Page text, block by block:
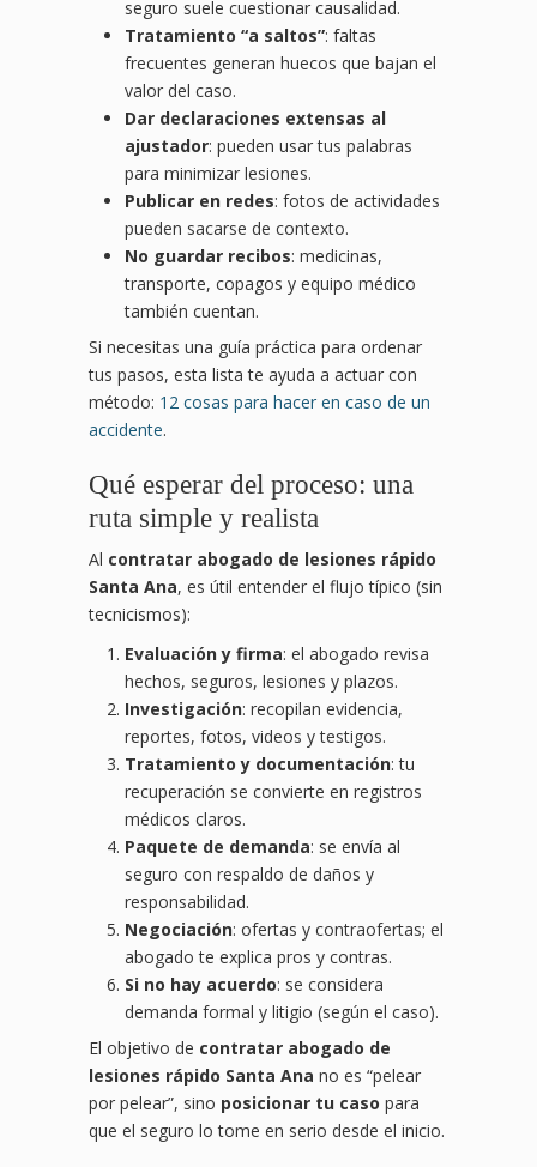
seguro suele cuestionar causalidad.
Tratamiento “a saltos”: faltas
frecuentes generan huecos que bajan el
valor del caso.
Dar declaraciones extensas al
ajustador: pueden usar tus palabras
para minimizar lesiones.
Publicar en redes: fotos de actividades
pueden sacarse de contexto.
No guardar recibos: medicinas,
transporte, copagos y equipo médico
también cuentan.
Si necesitas una guía práctica para ordenar
tus pasos, esta lista te ayuda a actuar con
método: 12 cosas para hacer en caso de un
accidente.
Qué esperar del proceso: una
ruta simple y realista
Al contratar abogado de lesiones rápido
Santa Ana, es útil entender el flujo típico (sin
tecnicismos):
Evaluación y firma: el abogado revisa
hechos, seguros, lesiones y plazos.
Investigación: recopilan evidencia,
reportes, fotos, videos y testigos.
Tratamiento y documentación: tu
recuperación se convierte en registros
médicos claros.
Paquete de demanda: se envía al
seguro con respaldo de daños y
responsabilidad.
Negociación: ofertas y contraofertas; el
abogado te explica pros y contras.
Si no hay acuerdo: se considera
demanda formal y litigio (según el caso).
El objetivo de contratar abogado de
lesiones rápido Santa Ana no es “pelear
por pelear”, sino posicionar tu caso para
que el seguro lo tome en serio desde el inicio.